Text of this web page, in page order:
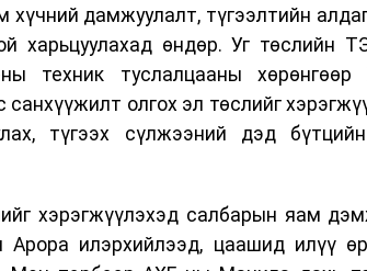
хүчний дамжуулалт, түгээлтийн
харьцуулахад өндөр. Уг төслийн
техник туслалцааны
санхүүжилт олгох эл төслийг
түгээх сүлжээний дэд
хэрэгжүүлэхэд салбарын яам
Арора илэрхийлээд, цаашид илүү